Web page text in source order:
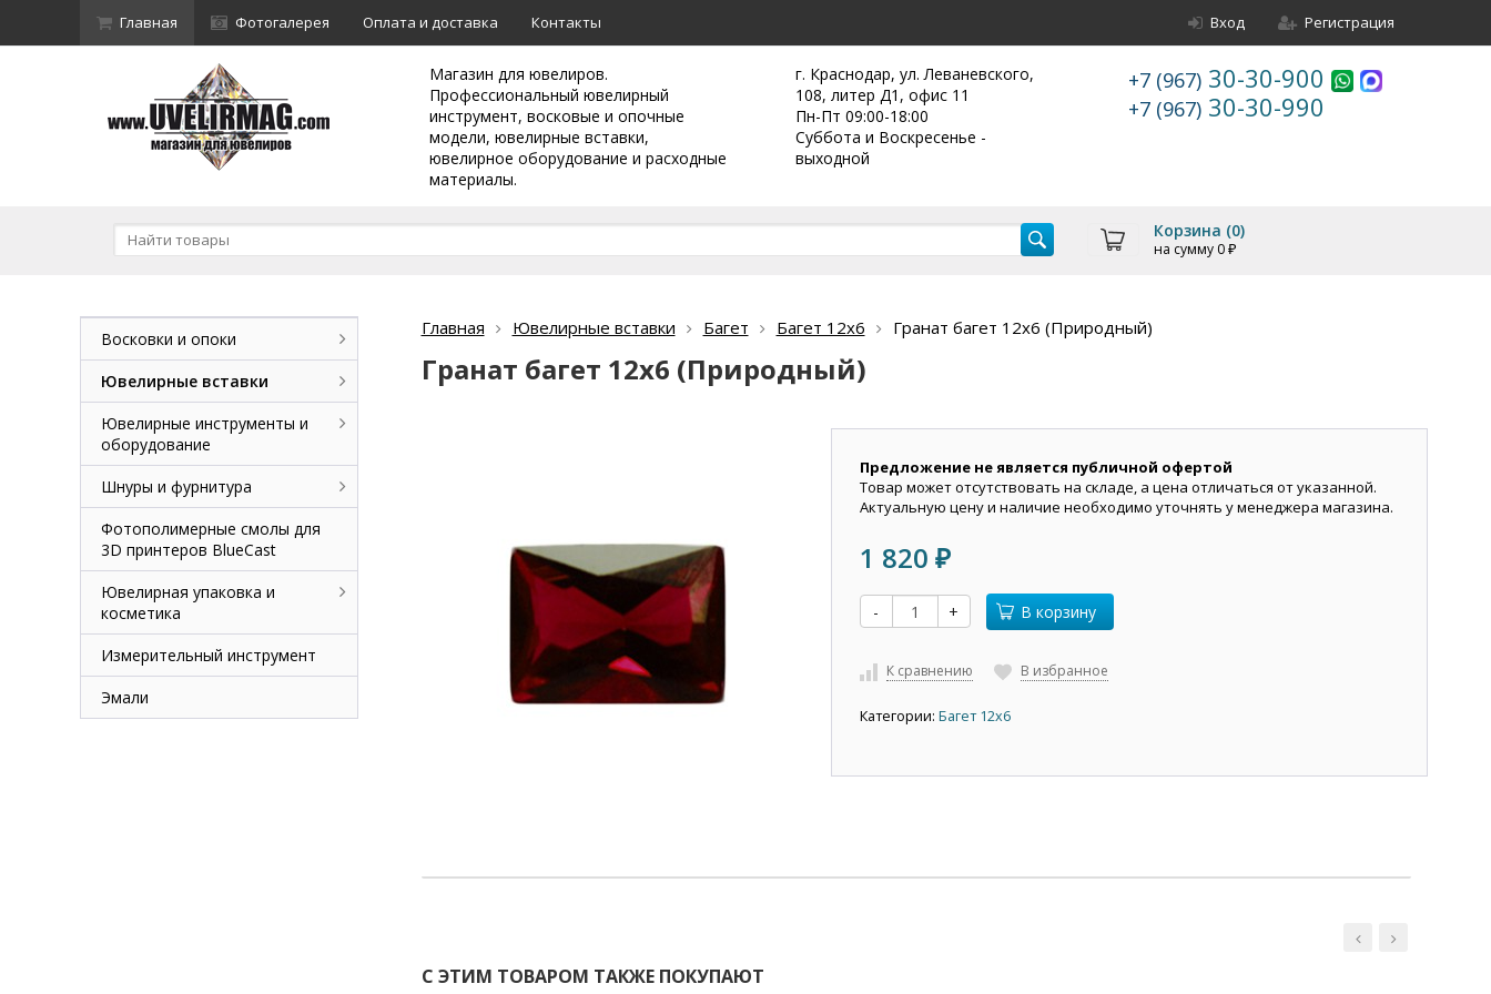
Главная Фотогалерея Оплата и доставка Контакты Вход Регистрация
Магазин для ювелиров.
Профессиональный ювелирный
инструмент, восковые и опочные
модели, ювелирные вставки,
ювелирное оборудование и расходные
материалы.
г. Краснодар, ул. Леваневского,
108, литер Д1, офис 11
Пн-Пт 09:00-18:00
Суббота и Воскресенье -
выходной
+7 (967) 30-30-900
+7 (967) 30-30-990
Корзина (0)
на сумму 0 ₽
Главная Ювелирные вставки Багет Багет 12х6 Гранат багет 12х6 (Природный)
Гранат багет 12х6 (Природный)
Предложение не является публичной офертой
Товар может отсутствовать на складе, а цена отличаться от указанной.
Актуальную цену и наличие необходимо уточнять у менеджера магазина.
1 820 ₽
- + В корзину
К сравнению В избранное
Категории: Багет 12х6
С ЭТИМ ТОВАРОМ ТАКЖЕ ПОКУПАЮТ
Восковки и опоки
Ювелирные вставки
Ювелирные инструменты и
оборудование
Шнуры и фурнитура
Фотополимерные смолы для
3D принтеров BlueCast
Ювелирная упаковка и
косметика
Измерительный инструмент
Эмали